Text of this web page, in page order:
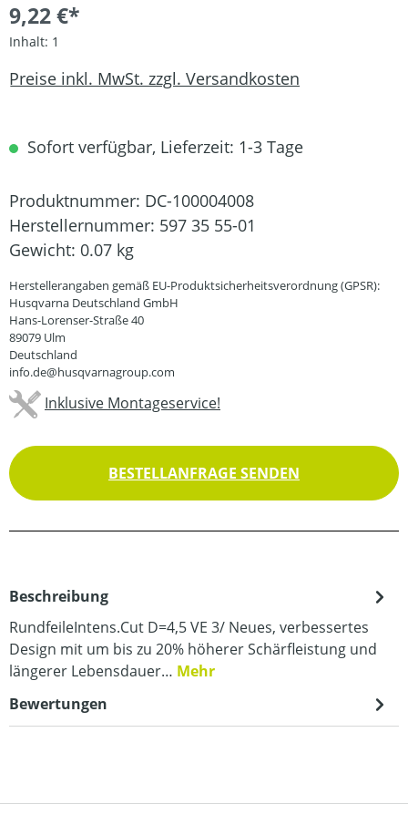
9,22 €*
Inhalt: 1
Preise inkl. MwSt. zzgl. Versandkosten
Sofort verfügbar, Lieferzeit: 1-3 Tage
Produktnummer: DC-100004008
Herstellernummer: 597 35 55-01
Gewicht: 0.07 kg
Herstellerangaben gemäß EU-Produktsicherheitsverordnung (GPSR):
Husqvarna Deutschland GmbH
Hans-Lorenser-Straße 40
89079 Ulm
Deutschland
info.de@husqvarnagroup.com
Inklusive Montageservice!
BESTELLANFRAGE SENDEN
Beschreibung
RundfeileIntens.Cut D=4,5 VE 3/ Neues, verbessertes
Design mit um bis zu 20% höherer Schärfleistung und
längerer Lebensdauer… Mehr
Bewertungen